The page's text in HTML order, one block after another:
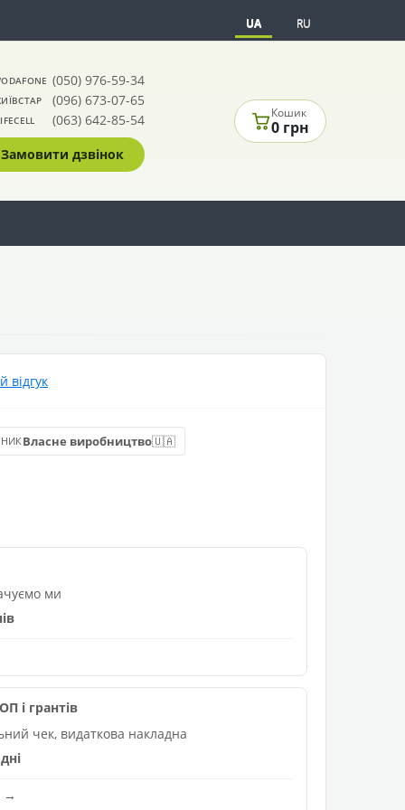
UA RU
(050) 976-59-34
(096) 673-07-65
(063) 642-85-54
Замовити дзвінок
Кошик
0 грн
Власне виробництво🇺🇦
ми
і грантів
чек, видаткова накладна
→